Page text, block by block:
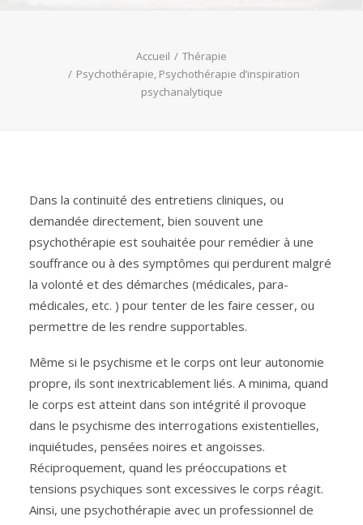
Accueil
Thérapie
Psychothérapie, Psychothérapie d’inspiration
psychanalytique
Dans la continuité des entretiens cliniques, ou
demandée directement, bien souvent une
psychothérapie est souhaitée pour remédier à une
souffrance ou à des symptômes qui perdurent malgré
la volonté et des démarches (médicales, para-
médicales, etc. ) pour tenter de les faire cesser, ou
permettre de les rendre supportables.
Même si le psychisme et le corps ont leur autonomie
propre, ils sont inextricablement liés. A minima, quand
le corps est atteint dans son intégrité il provoque
dans le psychisme des interrogations existentielles,
inquiétudes, pensées noires et angoisses.
Réciproquement, quand les préoccupations et
tensions psychiques sont excessives le corps réagit.
Ainsi, une psychothérapie avec un professionnel de